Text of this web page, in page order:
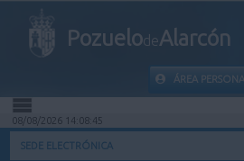
PozuelodeAlarcón
ÁREA PERSONAL
INICIO
08/08/2026 14:08:45
SEDE ELECTRÓNICA